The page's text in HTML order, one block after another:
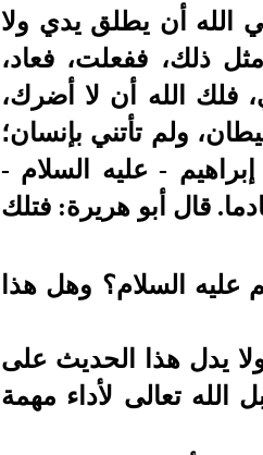
الله أن يطلق يدي ولا
ذلك، ففعلت، فعاد،
فلك الله أن لا أضرك،
ولم تأتني بإنسان؛
- عليه السلام -
قال أبو هريرة: فتلك
عليه السلام؟ وهل هذا
يدل هذا الحديث على
تعالى لأداء مهمة